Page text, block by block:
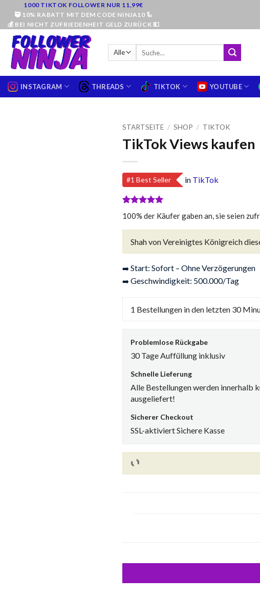
Inhalt
springen
1000 TIKTOK FOLLOWER NUR 11,99€
🥷 10% RABATT MIT DEM CODE NINJA10 🦾
💰 BEI NICHT ZUFRIEDENHEIT GELD ZURÜCK 💵
INSTAGRAM THREADS TIKTOK YOUTUBE
STARTSEITE / SHOP / TIKTOK
TikTok Views kaufen
#1 Best Seller in TikTok
Bewertet
mit5von
5, basierend
21
Kundenbewertungen
100% der Käufer gaben an, sie seien
Shah von Vereinigtes Königreich
➡️Start: Sofort – Ohne Verzögerungen
➡️Geschwindigkeit: 500.000/Tag
1 Bestellungen in den letzten 30
Problemlose Rückgabe
30 Tage Auffüllung inklusiv
Schnelle Lieferung
Alle Bestellungen werden innerhalb
ausgeliefert!
Sicherer Checkout
SSL-aktiviert Sichere Kasse